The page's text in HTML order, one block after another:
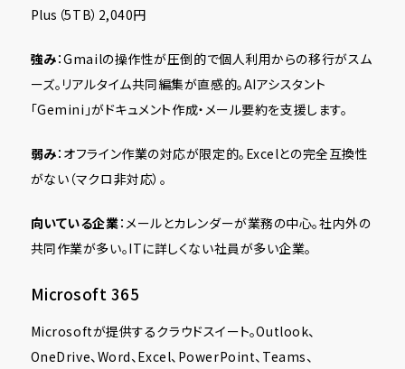
Plus（5TB）2,040円
強み：Gmailの操作性が圧倒的で個人利用からの移行がスム
ーズ。リアルタイム共同編集が直感的。AIアシスタント
「Gemini」がドキュメント作成・メール要約を支援します。
弱み：オフライン作業の対応が限定的。Excelとの完全互換性
がない（マクロ非対応）。
向いている企業：メールとカレンダーが業務の中心。社内外の
共同作業が多い。ITに詳しくない社員が多い企業。
Microsoft 365
Microsoftが提供するクラウドスイート。Outlook、
OneDrive、Word、Excel、PowerPoint、Teams、